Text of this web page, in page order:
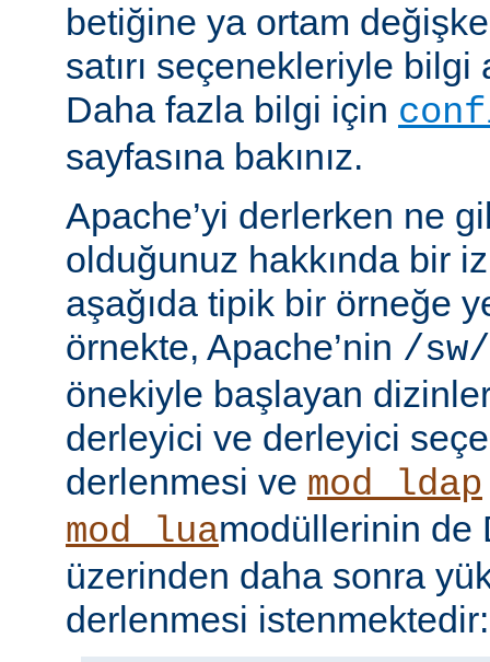
betiğine ya ortam
satırı seçenekleriyle bilgi
Daha fazla bilgi için
sayfasına bakınız.
Apache’yi derlerken ne
olduğunuz hakkında bir
aşağıda tipik bir örneğe
örnekte, Apache’nin /
önekiyle başlayan
derleyici ve derleyici
derlenmesi ve mod_ldap
mod_luamodüllerinin de
üzerinden daha sonra
derlenmesi istenmektedir: